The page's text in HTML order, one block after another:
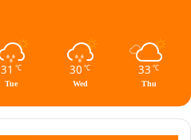
31 ℃
Tue
30 ℃
Wed
33 ℃
Thu